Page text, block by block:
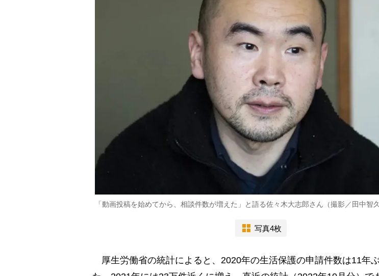
「動画投稿を始めてから、相談件数が増えた」と語る佐々木大志郎さん（撮影／田中智久
写真4枚
厚生労働省の統計によると、2020年の生活保護の申請件数は11年